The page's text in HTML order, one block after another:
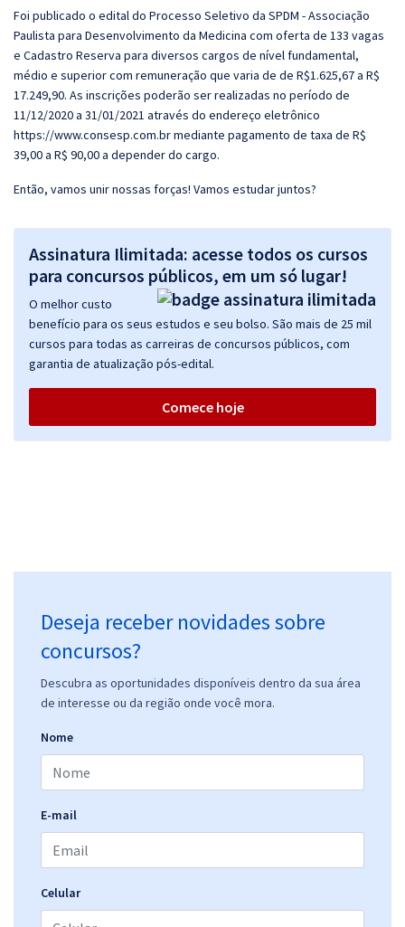
Foi publicado o edital do Processo Seletivo da SPDM - Associação
Paulista para Desenvolvimento da Medicina com oferta de 133 vagas
e Cadastro Reserva para diversos cargos de nível fundamental,
médio e superior com remuneração que varia de de R$1.625,67 a R$
17.249,90. As inscrições poderão ser realizadas no período de
11/12/2020 a 31/01/2021 através do endereço eletrônico
https://www.consesp.com.br mediante pagamento de taxa de R$
39,00 a R$ 90,00 a depender do cargo.
Então, vamos unir nossas forças! Vamos estudar juntos?
Assinatura Ilimitada: acesse todos os cursos
para concursos públicos, em um só lugar!
O melhor custo
benefício para os seus estudos e seu bolso. São mais de 25 mil
cursos para todas as carreiras de concursos públicos, com
garantia de atualização pós-edital.
Comece hoje
Deseja receber novidades sobre
concursos?
Descubra as oportunidades disponíveis dentro da sua área
de interesse ou da região onde você mora.
Nome
E-mail
Celular